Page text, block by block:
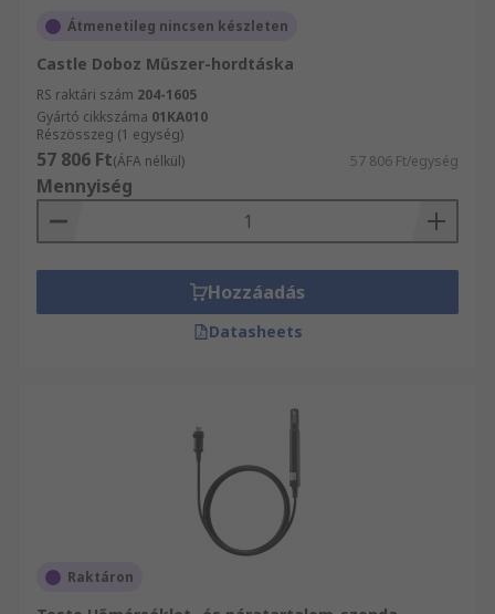
Átmenetileg nincsen készleten
Castle Doboz Műszer-hordtáska
RS raktári szám 204-1605
Gyártó cikkszáma 01KA010
Részösszeg (1 egység)
57 806 Ft(ÁFA nélkül) 57 806 Ft/egység
Mennyiség
Hozzáadás
Datasheets
Raktáron